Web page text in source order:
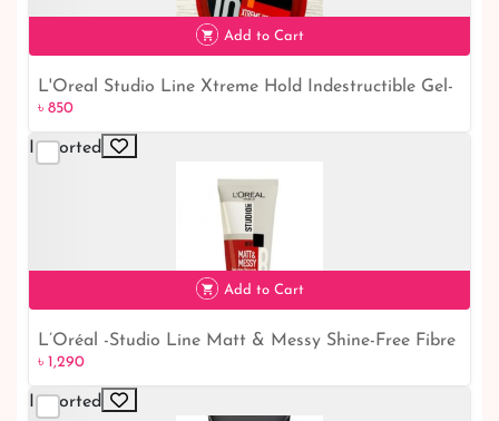
৳ 850
Add to Cart
L'Oreal Studio Line Xtreme Hold Indestructible Gel-
Glue Big Size Gel (150 ml) | Unbreakable Hairstyles
with L'Oreal Studio Line
৳ 850
Imported
Add to Cart
L’Oréal -Studio Line Matt & Messy Shine-Free Fibre
Paste -150ml
৳ 1,290
Imported